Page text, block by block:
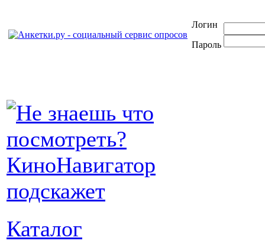
Логин
Пароль
Каталог